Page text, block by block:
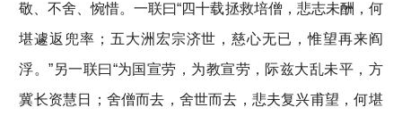
敬、不舍、惋惜。一联曰“四十载拯救培僧，悲志未酬，何
堪遽返兜率；五大洲宏宗济世，慈心无已，惟望再来阎
浮。”另一联曰“为国宣劳，为教宣劳，际兹大乱未平，方
冀长资慧日；舍僧而去，舍世而去，悲夫复兴甫望，何堪